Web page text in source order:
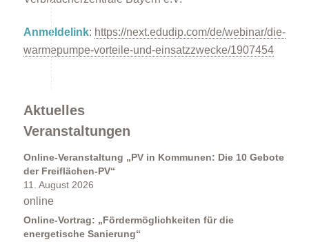
Anmeldelink: https://next.edudip.com/de/webinar/die-
warmepumpe-vorteile-und-einsatzzwecke/1907454
Aktuelles
Veranstaltungen
Online-Veranstaltung „PV in Kommunen: Die 10 Gebote
der Freiflächen-PV“
11. August 2026
online
Online-Vortrag: „Fördermöglichkeiten für die
energetische Sanierung“